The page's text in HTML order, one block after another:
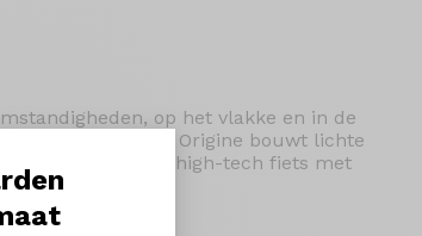
op het vlakke en in de
te kiezen. Origine bouwt lichte
voor wie een high-tech fiets met